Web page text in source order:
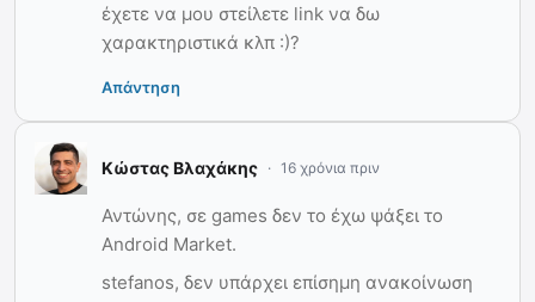
έχετε να μου στείλετε link να δω
χαρακτηριστικά κλπ :)?
Απάντηση
Κώστας Βλαχάκης 16 χρόνια πριν
Αντώνης, σε games δεν το έχω ψάξει το
Android Market.
stefanos, δεν υπάρχει επίσημη ανακοίνωση